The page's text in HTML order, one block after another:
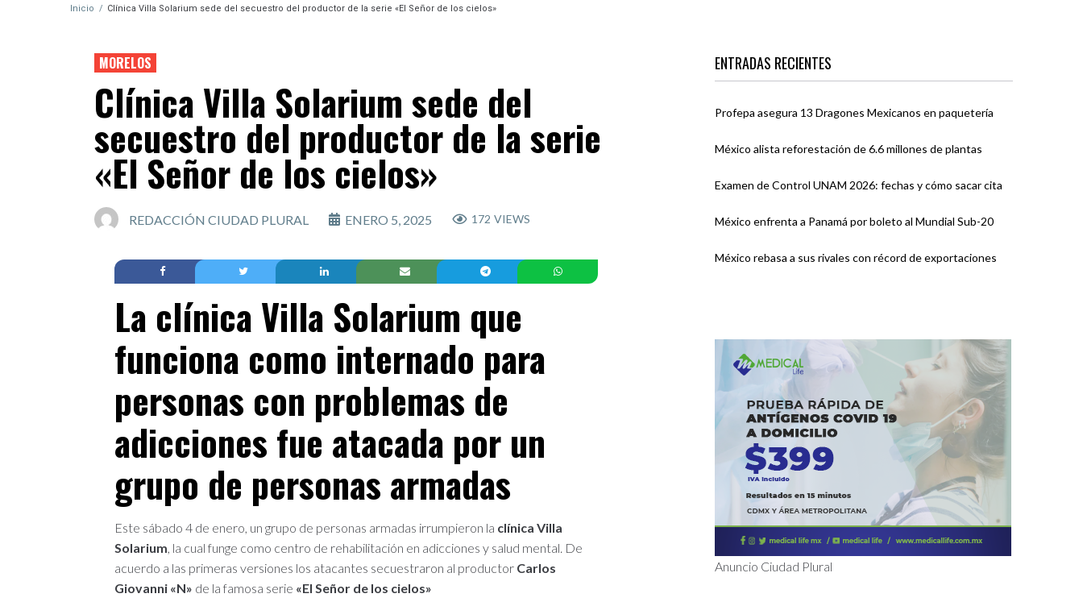
Inicio / Clínica Villa Solarium sede del secuestro del productor de la serie «El Señor de los cielos»
MORELOS
Clínica Villa Solarium sede del
secuestro del productor de la serie
«El Señor de los cielos»
REDACCIÓN CIUDAD PLURAL ENERO 5, 2025 172 VIEWS
La clínica Villa Solarium que
funciona como internado para
personas con problemas de
adicciones fue atacada por un
grupo de personas armadas
Este sábado 4 de enero, un grupo de personas armadas irrumpieron la clínica Villa
Solarium, la cual funge como centro de rehabilitación en adicciones y salud mental. De
acuerdo a las primeras versiones los atacantes secuestraron al productor Carlos
Giovanni «N» de la famosa serie «El Señor de los cielos»
ENTRADAS RECIENTES
Profepa asegura 13 Dragones Mexicanos en paquetería
México alista reforestación de 6.6 millones de plantas
Examen de Control UNAM 2026: fechas y cómo sacar cita
México enfrenta a Panamá por boleto al Mundial Sub-20
México rebasa a sus rivales con récord de exportaciones
Anuncio Ciudad Plural